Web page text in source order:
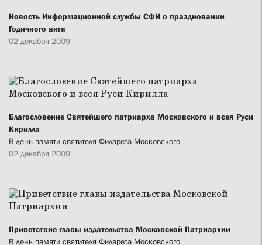
Новость Информационной службы СФИ о праздновании
Годичного акта
02 декабря 2009
Благословение Святейшего патриарха Московского и всея Руси
Кирилла
В день памяти святителя Филарета Московского
02 декабря 2009
Приветствие главы издательства Московской Патриархии
В день памяти святителя Филарета Московского